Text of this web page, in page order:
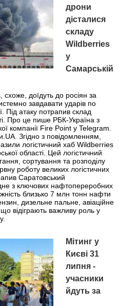
дрони
дісталися
складу
Wildberries
у
Самарській
доїдуть до росіян за
завдавати ударів по
Під атаку потрапив склад
Про це пише РБК-Україна з
компанії Fire Point у Telegram.
Згідно з повідомленням,
логістичний хаб Wildberries
області. Цей логістичний
сортування та розподілу
роботу великих логістичних
Саратовський
з ключових нафтопереробних
близько 7 млн тонн нафти
дизельне пальне, авіаційне
відіграють важливу роль у
Мітинг у
Києві 31
липня -
учасники
йдуть за